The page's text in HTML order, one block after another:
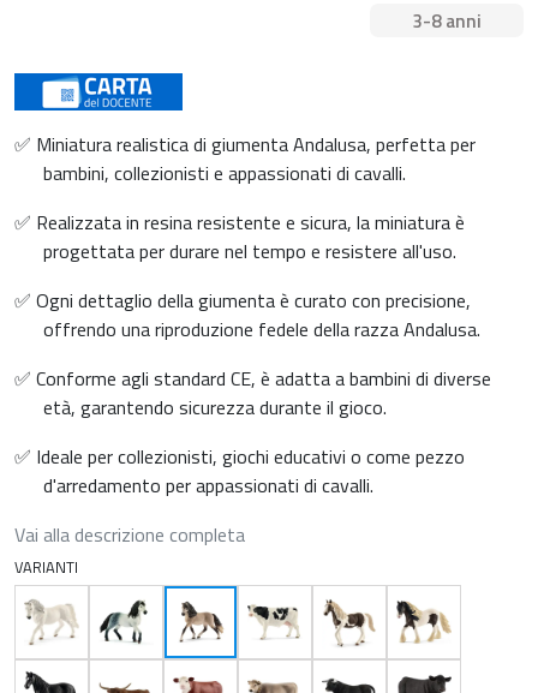
3-8 anni
✅ Miniatura realistica di giumenta Andalusa, perfetta per
bambini, collezionisti e appassionati di cavalli.
✅ Realizzata in resina resistente e sicura, la miniatura è
progettata per durare nel tempo e resistere all'uso.
✅ Ogni dettaglio della giumenta è curato con precisione,
offrendo una riproduzione fedele della razza Andalusa.
✅ Conforme agli standard CE, è adatta a bambini di diverse
età, garantendo sicurezza durante il gioco.
✅ Ideale per collezionisti, giochi educativi o come pezzo
d'arredamento per appassionati di cavalli.
Vai alla descrizione completa
VARIANTI